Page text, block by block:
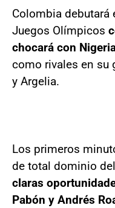
Colombia debutará
Juegos Olímpicos
chocará con
como rivales en su
y Argelia.
Los primeros
de total dominio
claras
Pabón y Andrés